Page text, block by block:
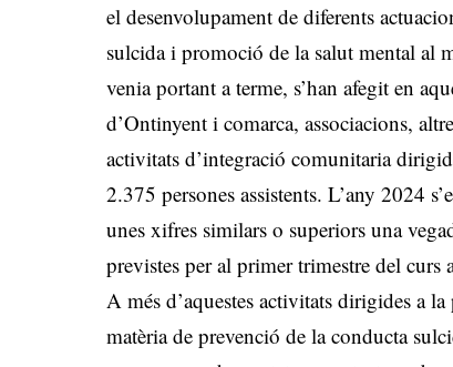
el desenvolupament de diferents
sulcida i promoció de la salut mental al
venia portant a terme, s’han afegit en
d’Ontinyent i comarca, associacions,
activitats d’integració comunitaria
2.375 persones assistents. L’any 2024
unes xifres similars o superiors una
previstes per al primer trimestre del curs
A més d’aquestes activitats dirigides a
matèria de prevenció de la conducta